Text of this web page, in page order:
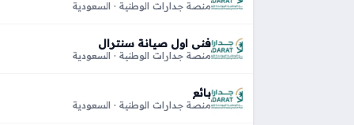
منصة جدارات الوطنية · السعودية
فني اول صيانة سنترال
منصة جدارات الوطنية · السعودية
بائع
منصة جدارات الوطنية · السعودية